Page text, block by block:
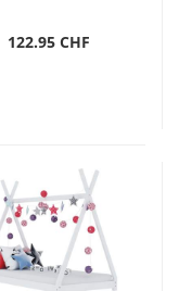
122.95 CHF